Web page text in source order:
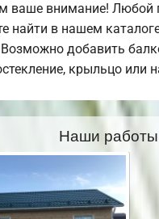
ваше внимание! Любой
найти в нашем
добавить
крыльцо или
Наши работы